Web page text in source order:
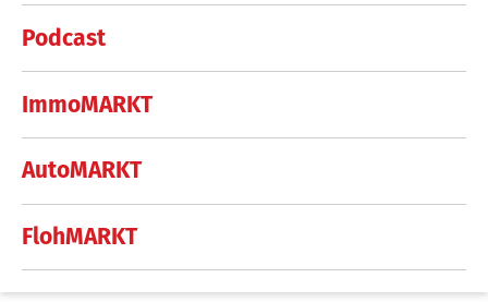
Podcast
ImmoMARKT
AutoMARKT
FlohMARKT